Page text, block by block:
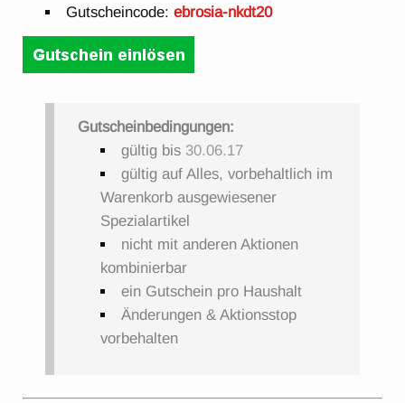
Gutscheincode:ebrosia-nkdt20
Gutscheinbedingungen:
gültig bis 30.06.17
gültig auf Alles, vorbehaltlich im
Warenkorb ausgewiesener
Spezialartikel
nicht mit anderen Aktionen
kombinierbar
ein Gutschein pro Haushalt
Änderungen & Aktionsstop
vorbehalten